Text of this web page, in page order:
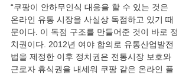
“쿠팡이 안하무인식 대응을 할 수 있는 것은
온라인 유통 시장을 사실상 독점하고 있기 때
문이다. 이 독점 구조를 만들어준 것이 바로 정
치권이다. 2012년 여야 합의로 유통산업발전
법을 제정한 이후 정치권은 전통시장 보호와
근로자 휴식권을 내세워 쿠팡 같은 온라인 플